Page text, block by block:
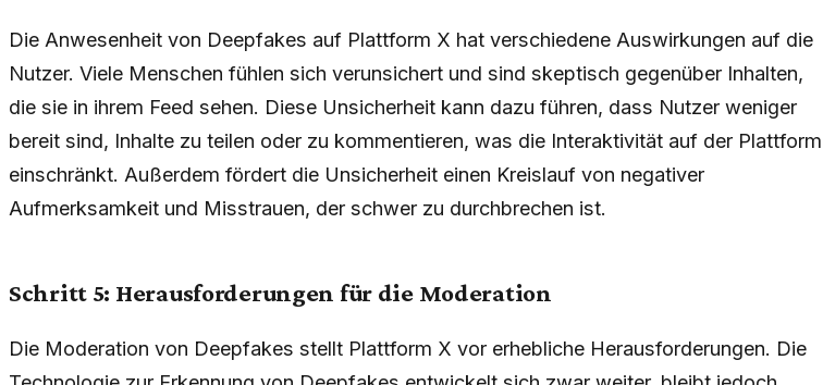
Die Anwesenheit von Deepfakes auf Plattform X hat verschiedene Auswirkungen auf die
Nutzer. Viele Menschen fühlen sich verunsichert und sind skeptisch gegenüber Inhalten,
die sie in ihrem Feed sehen. Diese Unsicherheit kann dazu führen, dass Nutzer weniger
bereit sind, Inhalte zu teilen oder zu kommentieren, was die Interaktivität auf der Plattform
einschränkt. Außerdem fördert die Unsicherheit einen Kreislauf von negativer
Aufmerksamkeit und Misstrauen, der schwer zu durchbrechen ist.
Schritt 5: Herausforderungen für die Moderation
Die Moderation von Deepfakes stellt Plattform X vor erhebliche Herausforderungen. Die